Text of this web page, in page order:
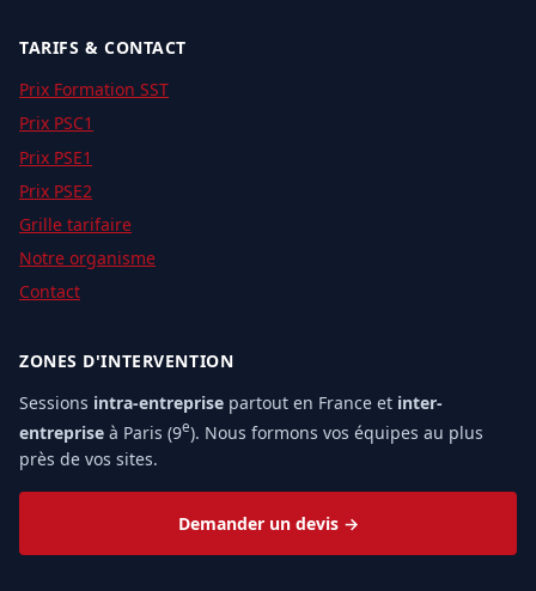
TARIFS & CONTACT
Prix Formation SST
Prix PSC1
Prix PSE1
Prix PSE2
Grille tarifaire
Notre organisme
Contact
ZONES D'INTERVENTION
Sessions intra-entreprise partout en France et inter-
entreprise à Paris (9e). Nous formons vos équipes au plus
près de vos sites.
Demander un devis →